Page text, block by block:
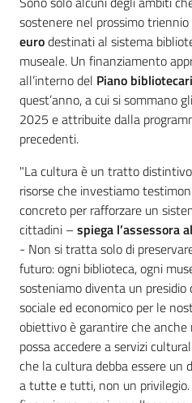
sostenere nel prossimo triennio
eurodestinati al sistema
museale. Un finanziamento
all’interno del Piano
quest’anno, a cui si sommano
2025 e attribuite dalla
precedenti.
"La cultura è un tratto
risorse che investiamo
concreto per rafforzare un
cittadini – spiega l’assessora
- Non si tratta solo di
futuro: ogni biblioteca, ogni
sosteniamo diventa un
sociale ed economico per le
obiettivo è garantire che anche
possa accedere a servizi
che la cultura debba essere un
a tutte e tutti, non un